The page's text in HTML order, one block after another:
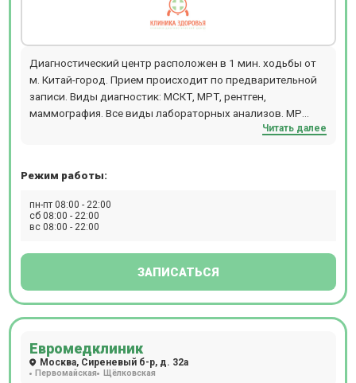
Диагностический центр расположен в 1 мин. ходьбы от
м. Китай-город. Прием происходит по предварительной
записи. Виды диагностик: МСКТ, МРТ, рентген,
маммография. Все виды лабораторных анализов. МР
диагностика проводится на высокоточном томографе
максимальным объемом пациента 117 см. В центре есть
контрастированием.
Читать далее
Режим работы:
пн-пт 08:00 - 22:00
сб 08:00 - 22:00
вс 08:00 - 22:00
ЗАПИСАТЬСЯ
Евромедклиник
Москва, Сиреневый б-р, д. 32а
Первомайская Щёлковская